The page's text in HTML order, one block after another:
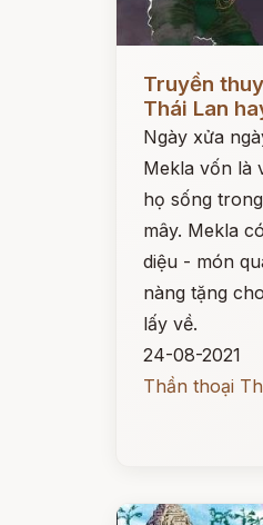
Đọc ngay
Truyền
Thái Lan
Ngày xửa
Mekla vốn là
họ sống
mây. Mekla
diệu - món
nàng tặng
lấy về.
24-08-2021
Thần thoại